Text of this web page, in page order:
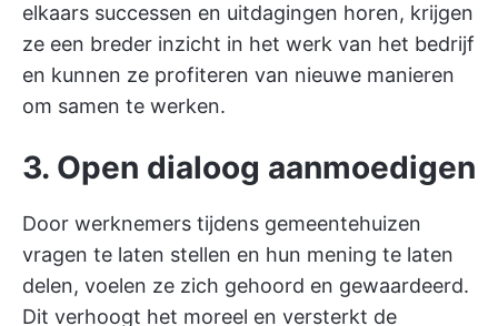
elkaars successen en uitdagingen horen, krijgen
ze een breder inzicht in het werk van het bedrijf
en kunnen ze profiteren van nieuwe manieren
om samen te werken.
3. Open dialoog aanmoedigen
Door werknemers tijdens gemeentehuizen
vragen te laten stellen en hun mening te laten
delen, voelen ze zich gehoord en gewaardeerd.
Dit verhoogt het moreel en versterkt de